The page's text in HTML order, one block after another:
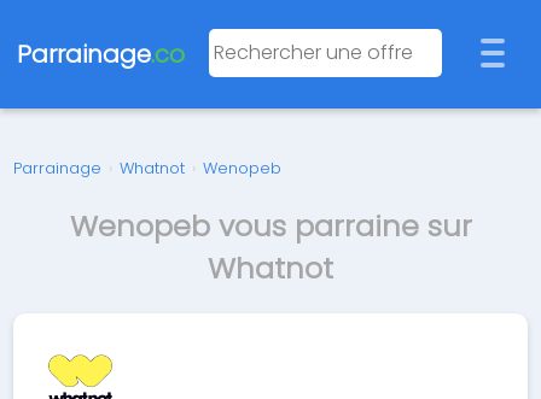
Parrainage.co
Parrainage › Whatnot › Wenopeb
Wenopeb vous parraine sur
Whatnot